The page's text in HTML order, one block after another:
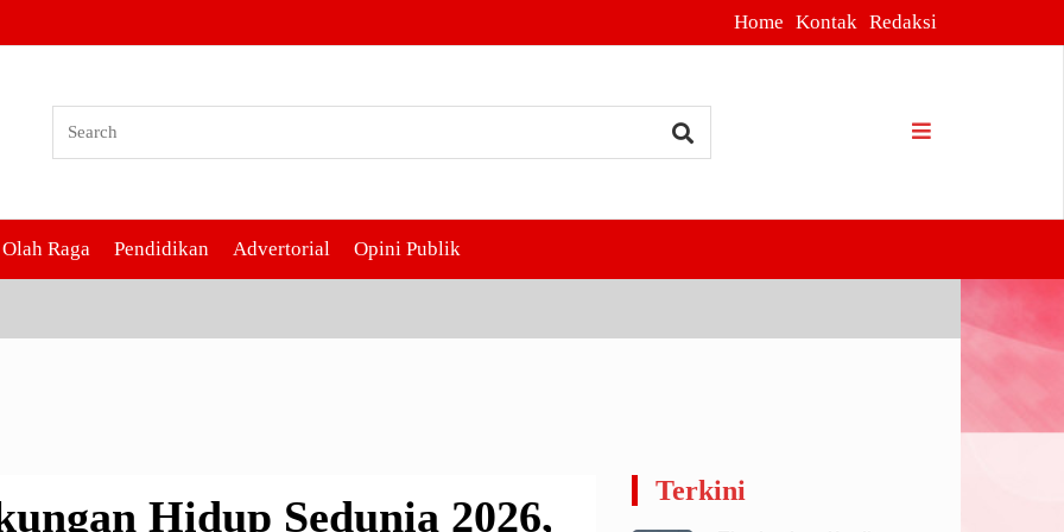
Home Kontak Redaksi
Olah Raga Pendidikan Advertorial Opini Publik
Hidup Sedunia 2026, Pemkab Sidoarjo
Asri
Hidup Sedunia 2026,
Terkini